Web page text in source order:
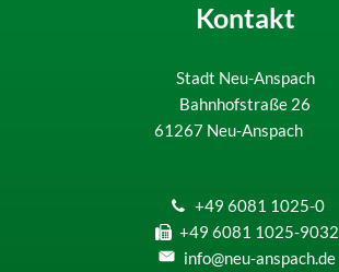
Kontakt
Stadt Neu-Anspach
Bahnhofstraße 26
61267 Neu-Anspach
+49 6081 1025-0
+49 6081 1025-9032
info@neu-anspach.de